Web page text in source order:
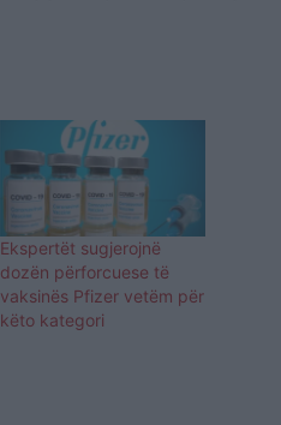
Ekspertët sugjerojnë
dozën përforcuese të
vaksinës Pfizer vetëm për
këto kategori